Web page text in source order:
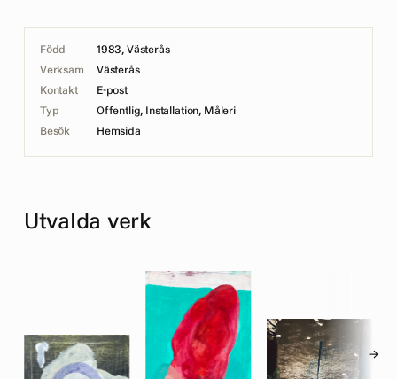
Född
1983, Västerås
Verksam
Västerås
Kontakt
E-post
Typ
Offentlig, Installation, Måleri
Besök
Hemsida
Utvalda verk
→